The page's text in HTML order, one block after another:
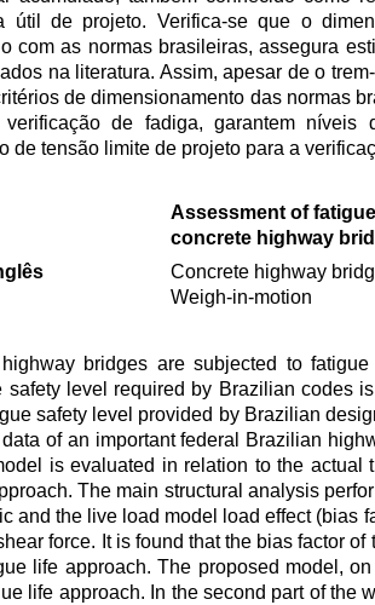
útil de projeto. Verifica-se que o
com as normas brasileiras, assegura
na literatura. Assim, apesar de o
de dimensionamento das normas
de fadiga, garantem
de tensão limite de projeto para a
Assessment of
concrete highway
Concrete highway
Weigh-in-motion
bridges are subjected to
safety level required by Brazilian codes
safety level provided by Brazilian
of an important federal Brazilian
is evaluated in relation to the
The main structural analysis
and the live load model load effect (bias
force. It is found that the bias factor
life approach. The proposed model,
life approach. In the second part of the